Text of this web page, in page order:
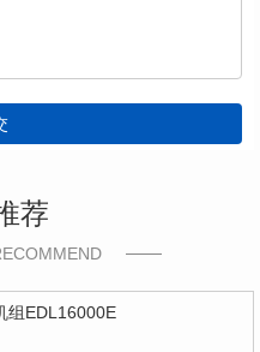
荐
组EDL16000E